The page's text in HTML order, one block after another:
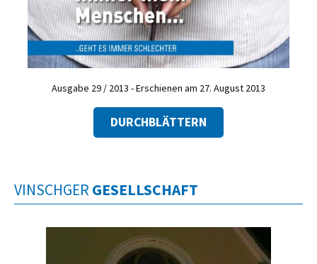
Ausgabe 29 / 2013 - Erschienen am 27. August 2013
DURCHBLÄTTERN
VINSCHGER GESELLSCHAFT